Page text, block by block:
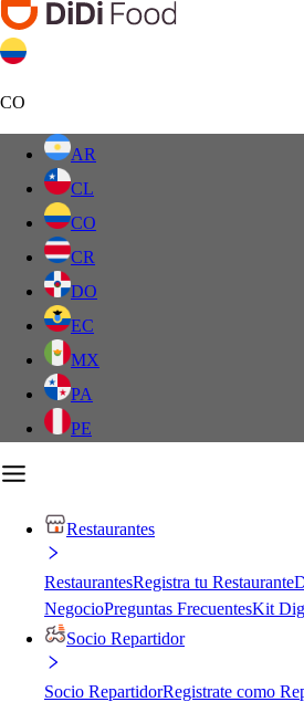
CO
AR
CL
CO
CR
DO
EC
MX
PA
PE
Restaurantes
RestaurantesRegistra tu Restaurante
NegocioPreguntas FrecuentesKit
Socio Repartidor
Socio RepartidorRegistrate como